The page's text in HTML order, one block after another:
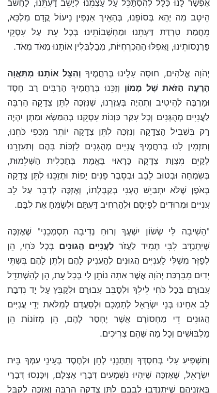
אֶפְשָׁר לָנוּ כְּלָל לְהִסְתַּכֵּל עַל עַצְמֵנוּ לְיַשֵּׁב דַּעְתֵּנוּ, לַחֲשֹׁב
הֵיטֵב מַה יְהֵא בְּסוֹפֵנוּ, בְּהָאֵיךְ אַנְפִּין נֵיעוֹל קֳדָם מַלְכָּא,
מֵחֲמַת טִרְדַּת דַּעְתֵּנוּ וּמַחְשְׁבוֹתֵינוּ בְּכָל עֵת עַל עִסְקֵי
פַּרְנָסוֹתֵינוּ, וַאֲפִלּוּ הַהֶכְרֵחִיּוֹת, מְבַלְבְּלִין אוֹתָנוּ מְאֹד מְאֹד.
יְהֹוָה אֱלֹהִים, חוּסָה עָלֵינוּ בְּרַחֲמֶיךָ וְהַצֵּל אוֹתָנוּ מִתַּאֲוָה
הָרָעָה הַזֹּאת שֶׁל מָמוֹן וְזַכֵּנוּ בְּרַחֲמֶיךָ הָרַבִּים רַב חֶסֶד
וּמַרְבֶּה לְהֵיטִיב וְתִהְיֶה בְּעֶזְרֵנוּ, שֶׁנִּזְכֶּה לִתֵּן צְדָקָה הַרְבֵּה
לַעֲנִיִּים מְהֻגָּנִים וְכָל עִקַּר כַּוָּנוֹת עִסְקֵנוּ בְּהַמַּשָּׂא וּמַתָּן יִהְיֶה
רַק בִּשְׁבִיל הַצְּדָקָה וְנִזְכֶּה לִתֵּן צְדָקָה יוֹתֵר מִכְּפִי כֹּחֵנוּ,
וְתַזְמִין לָנוּ בְּרַחֲמֶיךָ עֲנִיִּים מְהֻגָּנִים לִזְכּוֹת בָּהֶם וְתַעַזְרֵנוּ
לְקַיֵּם מִצְוַת צְדָקָה כָּרָאוּי בֶּאֱמֶת בְּתַכְלִית הַשְּׁלֵמוּת,
בְּשִׂמְחָה וּבְטוּב לֵבָב וּבְסֵבֶר פָּנִים יָפוֹת וּתְזַכֵּנוּ לִתֵּן צְדָקָה
בְּאֹפֶן שֶׁלֹּא יִתְבַּיֵּשׁ הֶעָנִי בְּקַבָּלָתוֹ, וְאֶזְכֶּה לְדַבֵּר עַל לֵב
עֲנִיִּים וּמְרוּדִים לְפַיְּסָם וּלְהַרְחִיב דַּעְתָּם וּלְשַׂמֵּחַ אֶת לִבָּם.
"הָשִׁיבָה לִּי שְׂשׂוֹן יִשְׁעֶךָ וְרוּחַ נְדִיבָה תִסְמְכֵנִי" שֶׁאֶזְכֶּה
שֶׁיִּתְנַדֵּב לִבִּי תָּמִיד לַעֲזֹר לַעֲנִיִּים הֲגוּנִים בְּכָל כֹּחִי, הֵן
לְפַזֵּר מִשֶּׁלִּי לַעֲנִיִּים הֲגוּנִים לְהַעֲנִיק לָהֶם וְלִתֵּן לָהֶם בִּשְׁתֵּי
יָדַיִם מִבִּרְכַּת יְהֹוָה אֲשֶׁר אַתָּה נוֹתֵן לִי בְּכָל עֵת, הֵן לְהִשְׁתַּדֵּל
עֲבוּרָם בְּכָל כֹּחִי לֵילֵךְ וּלְסַבֵּב עֲבוּרָם וּלְקַבֵּץ עַל יָד נִדְבַת
לֵב אַחֵינוּ בְּנֵי יִשְׂרָאֵל לְתָמְכָם וּלְסַעֲדָם לְמַלֹּאת יְדֵי עֲנִיִּים
הֲגוּנִים דֵּי מַחְסוֹרָם אֲשֶׁר יֶחְסַר לָהֶם, הֵן מְזוֹנוֹת הֵן
מַלְבּוּשִׁים וְכָל מַה שֶּׁהֵם צְרִיכִים.
וְתַשְׁפִּיעַ עָלַי בְּחַסְדְּךָ וְתִתְּנֵנִי לְחֵן וּלְחֶסֶד בְּעֵינֵי עַמְּךָ בֵּית
יִשְׂרָאֵל, שֶׁאֶזְכֶּה שֶׁיִּהְיוּ נִשְׁמָעִים דְּבָרַי אֶצְלָם, וְיִכָּנְסוּ דְּבָרַי
בְּאָזְנֵיהֶם שֶׁיִּתְנַדְּבוּ לְבָבָם לִתֵּן צְדָקָה הַרְבֵּה וְאֶזְכֶּה לְקַבֵּל